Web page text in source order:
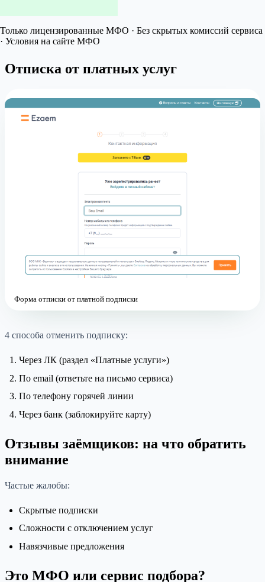
Только лицензированные МФО · Без скрытых комиссий сервиса
· Условия на сайте МФО
Отписка от платных услуг
Форма отписки от платной подписки
4 способа отменить подписку:
Через ЛК (раздел «Платные услуги»)
По email (ответьте на письмо сервиса)
По телефону горячей линии
Через банк (заблокируйте карту)
Отзывы заёмщиков: на что обратить
внимание
Частые жалобы:
Скрытые подписки
Сложности с отключением услуг
Навязчивые предложения
Это МФО или сервис подбора?